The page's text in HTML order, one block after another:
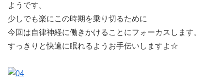
ようです。
少しでも楽にこの時期を乗り切るために
今回は自律神経に働きかけることにフォーカスします。
すっきりと快適に眠れるようお手伝いしますよ☆